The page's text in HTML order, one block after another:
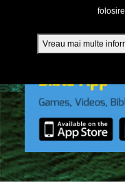
Vreau mai multe
DVD - Sezoane 1-4
mobilă
te